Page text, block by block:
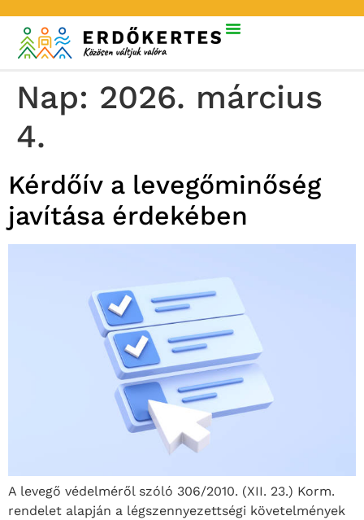
Nap: 2026. március
4.
Kérdőív a levegőminőség
javítása érdekében
A levegő védelméről szóló 306/2010. (XII. 23.) Korm.
rendelet alapján a légszennyezettségi követelmények